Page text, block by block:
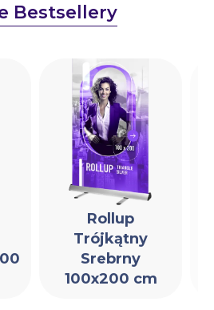
Bestsellery
Rollup
Trójkątny
Srebrny
100x200 cm